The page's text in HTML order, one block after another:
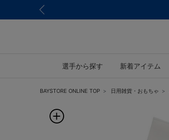
選手から探す 新着アイテム
BAYSTORE ONLINE TOP 日用雑貨・おもちゃ